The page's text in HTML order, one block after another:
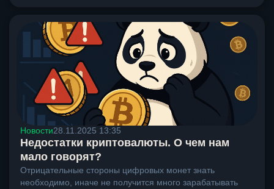
Новости28.11.2025 13:35
Недостатки криптовалюты. О чем нам
мало говорят?
Отрицательные стороны цифровых монет знать
необходимо, иначе не получится много зарабатывать